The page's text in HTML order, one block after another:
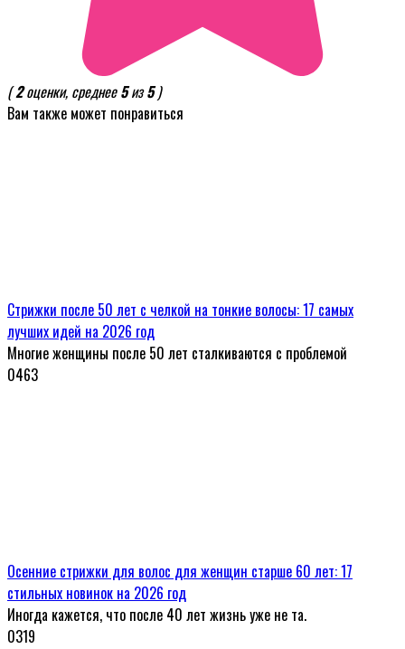
(2оценки, среднее5из5)
Вам также может понравиться
Стрижки после 50 лет с челкой на тонкие волосы: 17 самых
лучших идей на 2026 год
Многие женщины после 50 лет сталкиваются с проблемой
0463
Осенние стрижки для волос для женщин старше 60 лет: 17
стильных новинок на 2026 год
Иногда кажется, что после 40 лет жизнь уже не та.
0319